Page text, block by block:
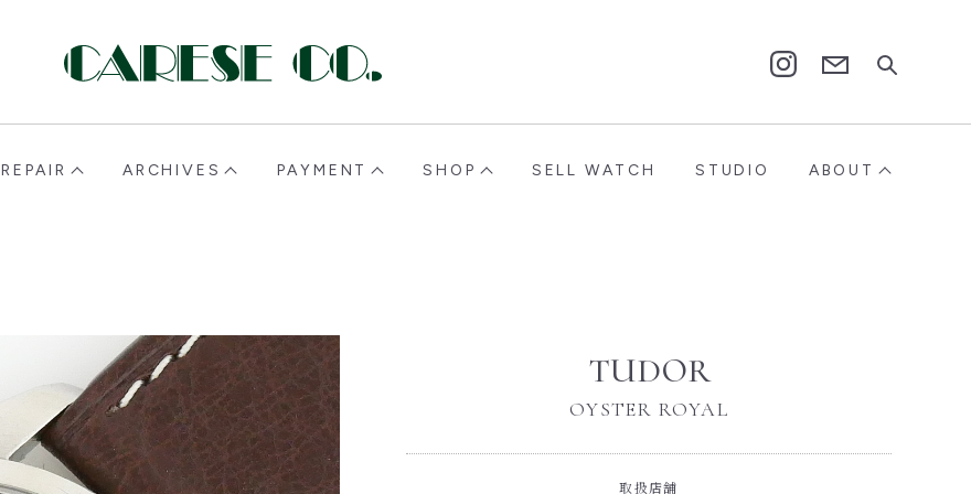
REPAIR ARCHIVES PAYMENT SHOP SELL WATCH STUDIO ABOUT
TUDOR
OYSTER ROYAL
取扱店舗